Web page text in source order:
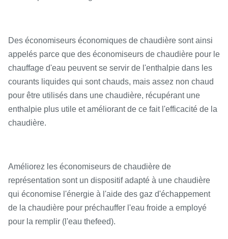
Des économiseurs économiques de chaudière sont ainsi
appelés parce que des économiseurs de chaudière pour le
chauffage d'eau peuvent se servir de l'enthalpie dans les
courants liquides qui sont chauds, mais assez non chaud
pour être utilisés dans une chaudière, récupérant une
enthalpie plus utile et améliorant de ce fait l'efficacité de la
chaudière.
Améliorez les économiseurs de chaudière de
représentation sont un dispositif adapté à une chaudière
qui économise l'énergie à l'aide des gaz d'échappement
de la chaudière pour préchauffer l'eau froide a employé
pour la remplir (l'eau thefeed).